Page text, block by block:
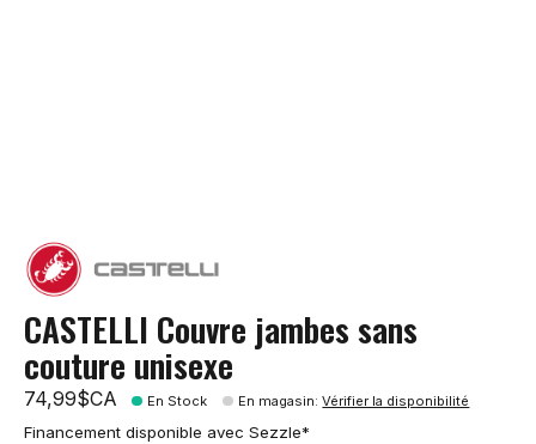
CASTELLI Couvre jambes sans
couture unisexe
74,99$CA En Stock En magasin:Vérifier la disponibilité
Financement disponible avec Sezzle*